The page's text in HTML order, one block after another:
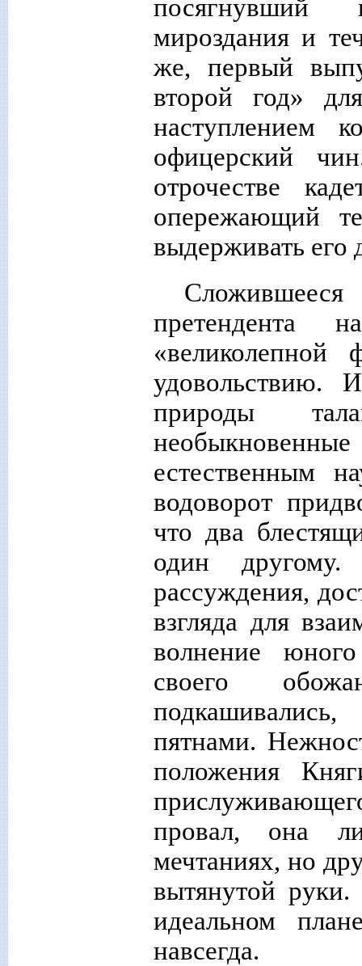
посягнувший
мироздания и
же, первый
второй год»
наступлением
офицерский
отрочестве
опережающий
выдерживать его
претендента
удовольствию.
природы
естественным
водоворот
что два
один
рассуждения,
взгляда для
волнение
своего
пятнами.
положения
провал, она
мечтаниях, но
вытянутой
идеальном
навсегда.